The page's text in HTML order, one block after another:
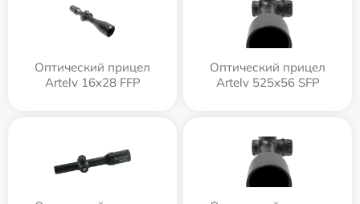
Оптический прицел
Artelv 16x28 FFP
Оптический прицел
Artelv 525x56 SFP